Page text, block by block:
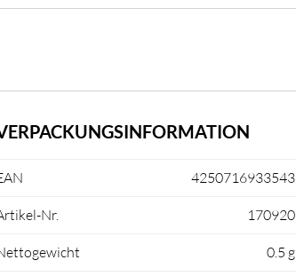
4250716933543
Nr. 170920
0.5 g